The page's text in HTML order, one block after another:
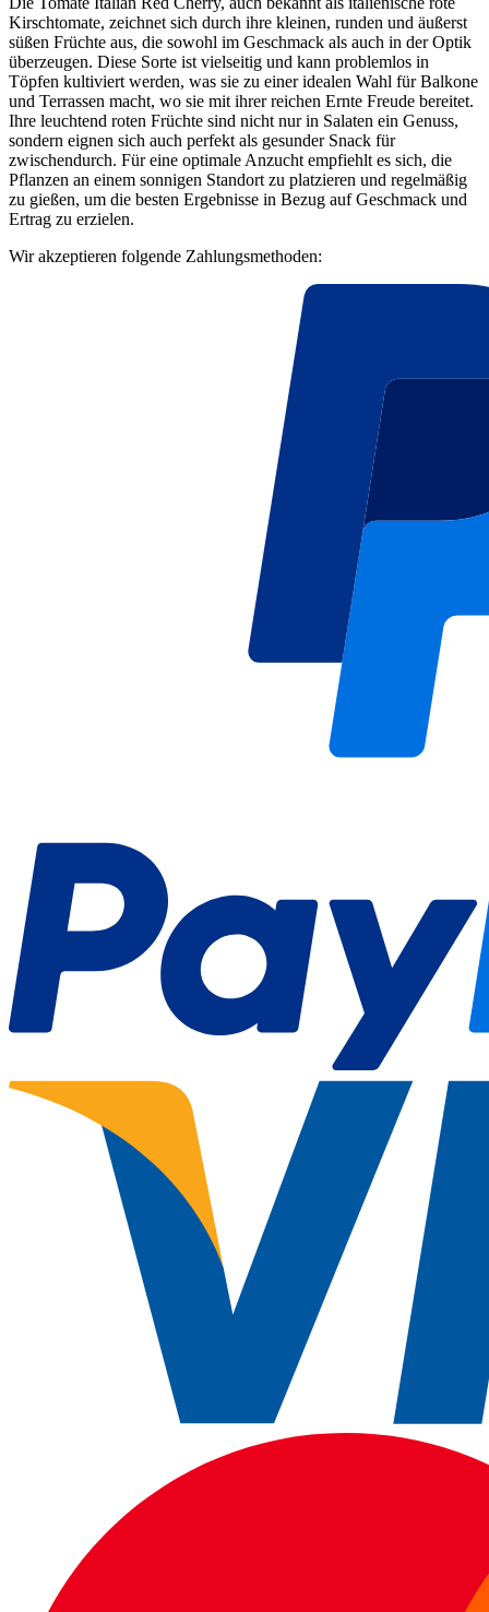
Kirschtomate, zeichnet sich durch ihre kleinen, runden und äußerst
süßen Früchte aus, die sowohl im Geschmack als auch in der Optik
überzeugen. Diese Sorte ist vielseitig und kann problemlos in
Töpfen kultiviert werden, was sie zu einer idealen Wahl für Balkone
und Terrassen macht, wo sie mit ihrer reichen Ernte Freude bereitet.
Ihre leuchtend roten Früchte sind nicht nur in Salaten ein Genuss,
sondern eignen sich auch perfekt als gesunder Snack für
zwischendurch. Für eine optimale Anzucht empfiehlt es sich, die
Pflanzen an einem sonnigen Standort zu platzieren und regelmäßig
zu gießen, um die besten Ergebnisse in Bezug auf Geschmack und
Ertrag zu erzielen.
Wir akzeptieren folgende Zahlungsmethoden: